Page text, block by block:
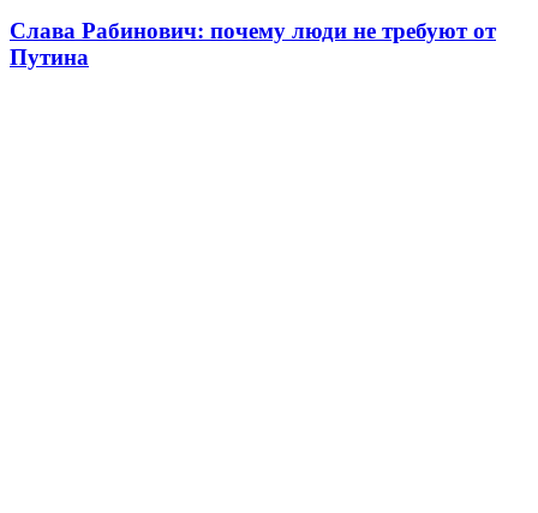
Слава Рабинович: почему люди не требуют от
Путина